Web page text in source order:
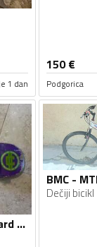
1 dan
150€
Podgorica
BMC - Cartel Skateboard Monster
BMC -
Dečiji bicikl